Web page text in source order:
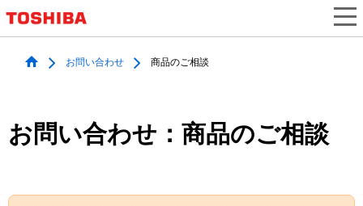
お問い合わせ 商品のご相談
お問い合わせ：商品のご相談